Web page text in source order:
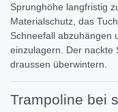
Sprunghöhe langfristig
Materialschutz, das
Schneefall abzuhängen
einzulagern. Der nackte
draussen überwintern.
Trampoline bei